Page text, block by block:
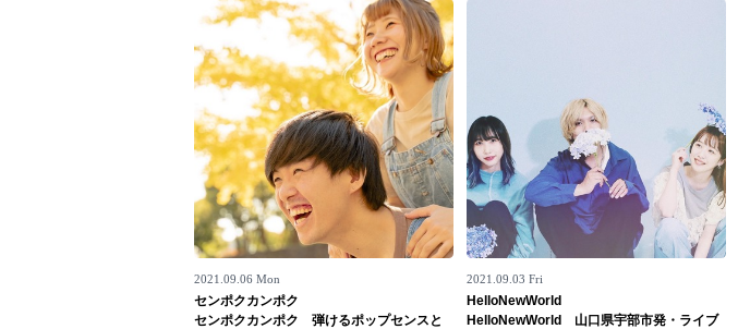
2021.09.06 Mon
センポクカンポク
センポクカンポク 弾けるポップセンスと
2021.09.03 Fri
HelloNewWorld
HelloNewWorld 山口県宇部市発・ライブ